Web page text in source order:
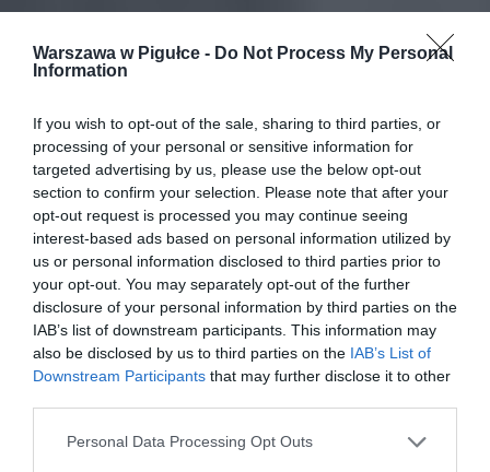
Warszawa w Pigułce - Do Not Process My Personal
Information
If you wish to opt-out of the sale, sharing to third parties, or
processing of your personal or sensitive information for
targeted advertising by us, please use the below opt-out
section to confirm your selection. Please note that after your
opt-out request is processed you may continue seeing
interest-based ads based on personal information utilized by
us or personal information disclosed to third parties prior to
your opt-out. You may separately opt-out of the further
disclosure of your personal information by third parties on the
IAB’s list of downstream participants. This information may
also be disclosed by us to third parties on the IAB’s List of
Downstream Participants that may further disclose it to other
Personal Data Processing Opt Outs